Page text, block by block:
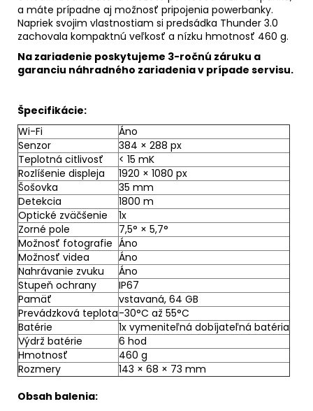
a máte prípadne aj možnosť pripojenia powerbanky.
Napriek svojim vlastnostiam si predsádka Thunder 3.0
zachovala kompaktnú veľkosť a nízku hmotnosť 460 g.
Na zariadenie poskytujeme 3-ročnú záruku a
garanciu náhradného zariadenia v prípade servisu.
Špecifikácie:
Wi-Fi
Áno
Senzor
384 × 288 px
Teplotná citlivosť
< 15 mK
Rozlíšenie displeja
1920 × 1080 px
Šošovka
35 mm
Detekcia
1800 m
Optické zväčšenie
1x
Zorné pole
7,5° × 5,7°
Možnosť fotografie Áno
Možnosť videa
Áno
Nahrávanie zvuku
Áno
Stupeň ochrany
IP67
Pamäť
vstavaná, 64 GB
Prevádzková teplota-30°C až 55°C
Batérie
1x vymeniteľná dobíjateľná batéria
Výdrž batérie
6 hod
Hmotnosť
460 g
Rozmery
143 × 68 × 73 mm
Obsah balenia: